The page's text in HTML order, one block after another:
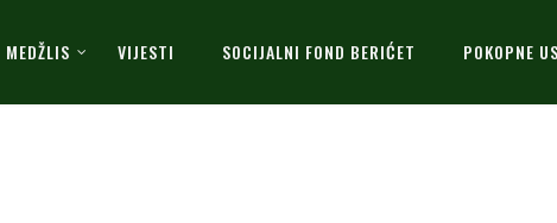
MEDŽLIS VIJESTI SOCIJALNI FOND BERIĆET POKOPNE